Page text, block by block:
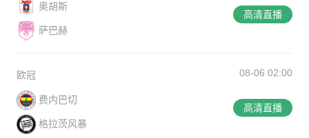
奥胡斯
萨巴赫
高清直播
欧冠 08-06 02:00
费内巴切
格拉茨风暴
高清直播